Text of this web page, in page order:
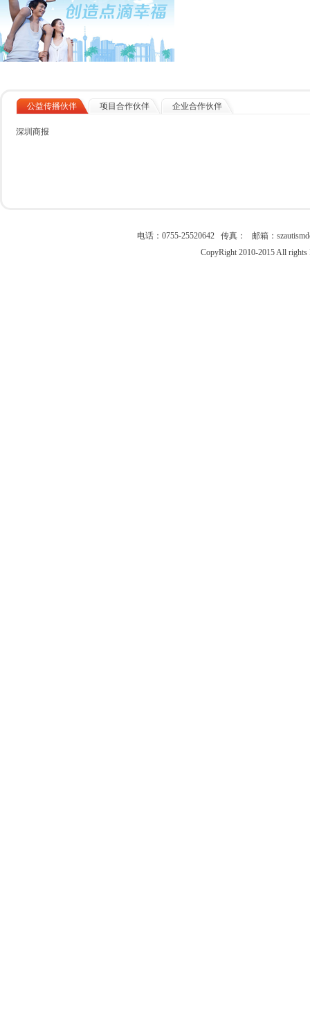
公益传播伙伴 项目合作伙伴 企业合作伙伴
深圳商报
电话：0755-25520642 传真： 邮箱：
CopyRight 2010-2015 All